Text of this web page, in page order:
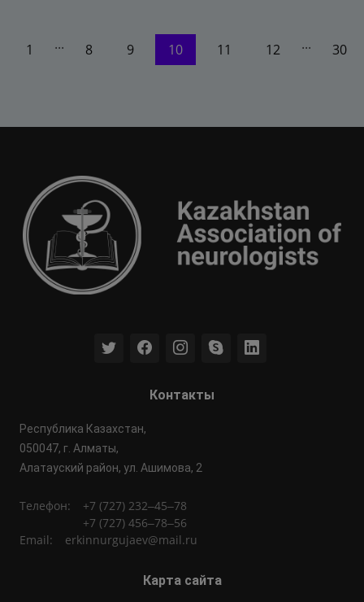
1 ... 8 9 10 11 12 ... 30
Контакты
​​Республика Казахстан,
050047, г. Алматы,
Алатауский район, ул. Ашимова, 2
Телефон:
+7 (727) 232‒45‒78
+7 (727) 456‒78‒56
Email:
erkinnurgujaev@mail.ru
Карта сайта